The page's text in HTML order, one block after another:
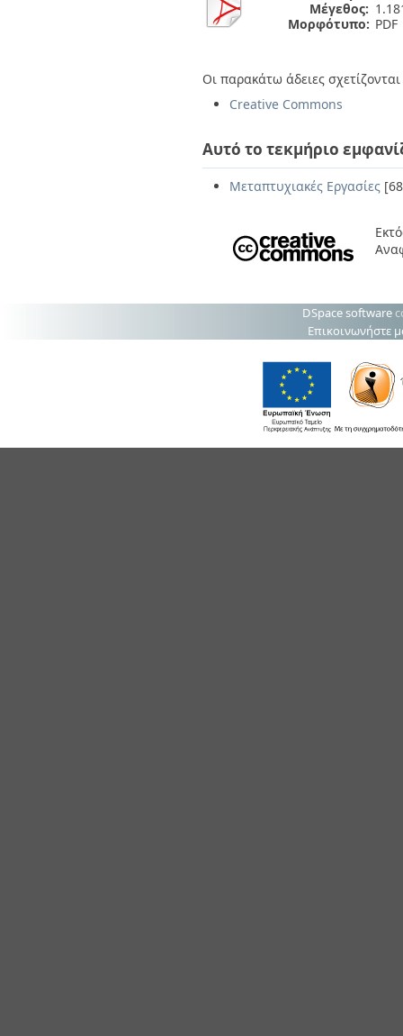
Μέγεθος:
Μορφότυπο: PDF
Οι παρακάτω άδειες
Creative Commons
Αυτό το τεκμήριο
Μεταπτυχιακές Εργασίες
DSpace software
Επικοινωνήστε